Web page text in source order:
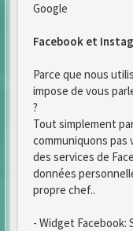
Google
Facebook et
Parce que nous
impose de vous
?
Tout simplement
communiquons pas
des services de
données
propre chef..
- Widget Facebook: